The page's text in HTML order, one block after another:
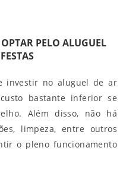
PELO ALUGUEL
investir no aluguel de ar
bastante inferior se
Além disso, não há
limpeza, entre outros
o pleno funcionamento